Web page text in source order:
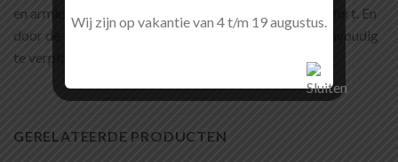
en armleuning heeft de stoel een comfortabel zitcomfort. En
door de trendy zwart poot met wieltjes is de stoel eenvoudig
te verplaatsen.
GERELATEERDE PRODUCTEN
Wij zijn op vakantie van 4 t/m 19 augustus.